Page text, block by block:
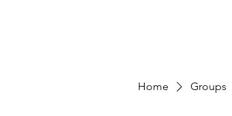
Home Groups